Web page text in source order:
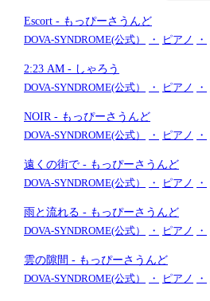
Escort - もっぴーさうんど
DOVA-SYNDROME(公式）
・ ピアノ ・
2:23 AM - しゃろう
DOVA-SYNDROME(公式）
・ ピアノ ・
NOIR - もっぴーさうんど
DOVA-SYNDROME(公式）
・ ピアノ ・
遠くの街で - もっぴーさうんど
DOVA-SYNDROME(公式）
・ ピアノ ・
雨と流れる - もっぴーさうんど
DOVA-SYNDROME(公式）
・ ピアノ ・
雲の隙間 - もっぴーさうんど
DOVA-SYNDROME(公式）
・ ピアノ ・